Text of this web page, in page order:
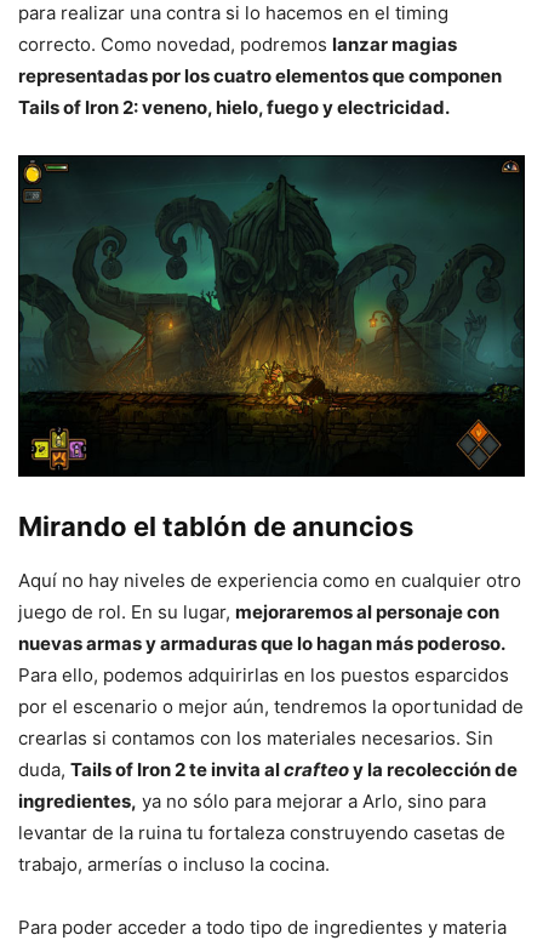
para realizar una contra si lo hacemos en el timing
correcto. Como novedad, podremos lanzar magias
representadas por los cuatro elementos que componen
Tails of Iron 2: veneno, hielo, fuego y electricidad.
Mirando el tablón de anuncios
Aquí no hay niveles de experiencia como en cualquier otro
juego de rol. En su lugar, mejoraremos al personaje con
nuevas armas y armaduras que lo hagan más poderoso.
Para ello, podemos adquirirlas en los puestos esparcidos
por el escenario o mejor aún, tendremos la oportunidad de
crearlas si contamos con los materiales necesarios. Sin
duda, Tails of Iron 2 te invita alcrafteoy la recolección de
ingredientes, ya no sólo para mejorar a Arlo, sino para
levantar de la ruina tu fortaleza construyendo casetas de
trabajo, armerías o incluso la cocina.
Para poder acceder a todo tipo de ingredientes y materia